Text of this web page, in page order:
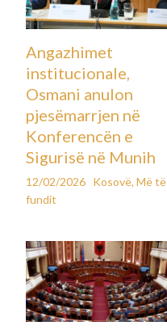
Angazhimet
institucionale,
Osmani anulon
pjesëmarrjen në
Konferencën e
Sigurisë në Munih
12/02/2026 Kosovë,Më të
fundit